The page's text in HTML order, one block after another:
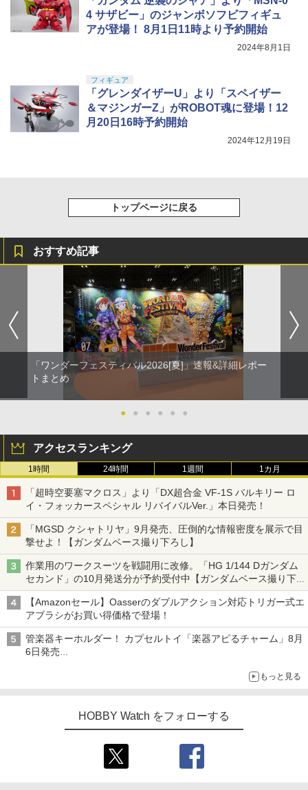
4 サザビー」のジャンボソフビフィギュ
アが登場！ 8月1日11時より予約開始
2024年8月1日
フィギュア
「グレンダイザーU」より「スペイザー
＆マジンガーZ」がROBOT魂に登場！12
月20日16時予約開始
2024年12月19日
トップページに戻る
おすすめ記事
「ワンダーフェスティバル2026[夏]」速報&詳細レポー
トまとめ
● ● ● ● ● ●
アクセスランキング
1時間 24時間 1週間 1カ月
「超時空要塞マクロス」より「DX超合金 VF-1S バルキリー ロ
イ・フォッカースペシャル リバイバルVer.」本日発売！
「MGSD クシャトリヤ」9月発売、圧倒的な情報密度を展示で目
撃せよ！【ガンダムベース撮り下ろし】
作業用のワークスーツを戦闘用に改修。「HG 1/144 Dガンダム
セカンド」の10月発送分が予約受付中【ガンダムベース撮り下
ろし】
【Amazonセール】Oasserのダブルアクション対応トリガー式エ
アブラシがお買い得価格で登場！
管楽器キーホルダー！ カプセルトイ「楽器アピるチャーム」8月
6日発売
もっと見る
HOBBY Watch をフォローする